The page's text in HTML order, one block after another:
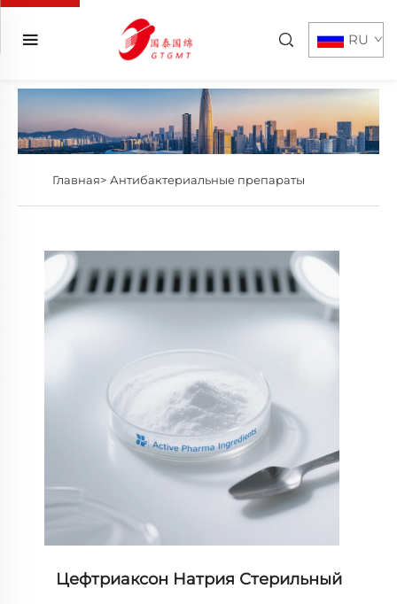
RU
Главная> Антибактериальные препараты
Цефтриаксон Натрия Стерильный